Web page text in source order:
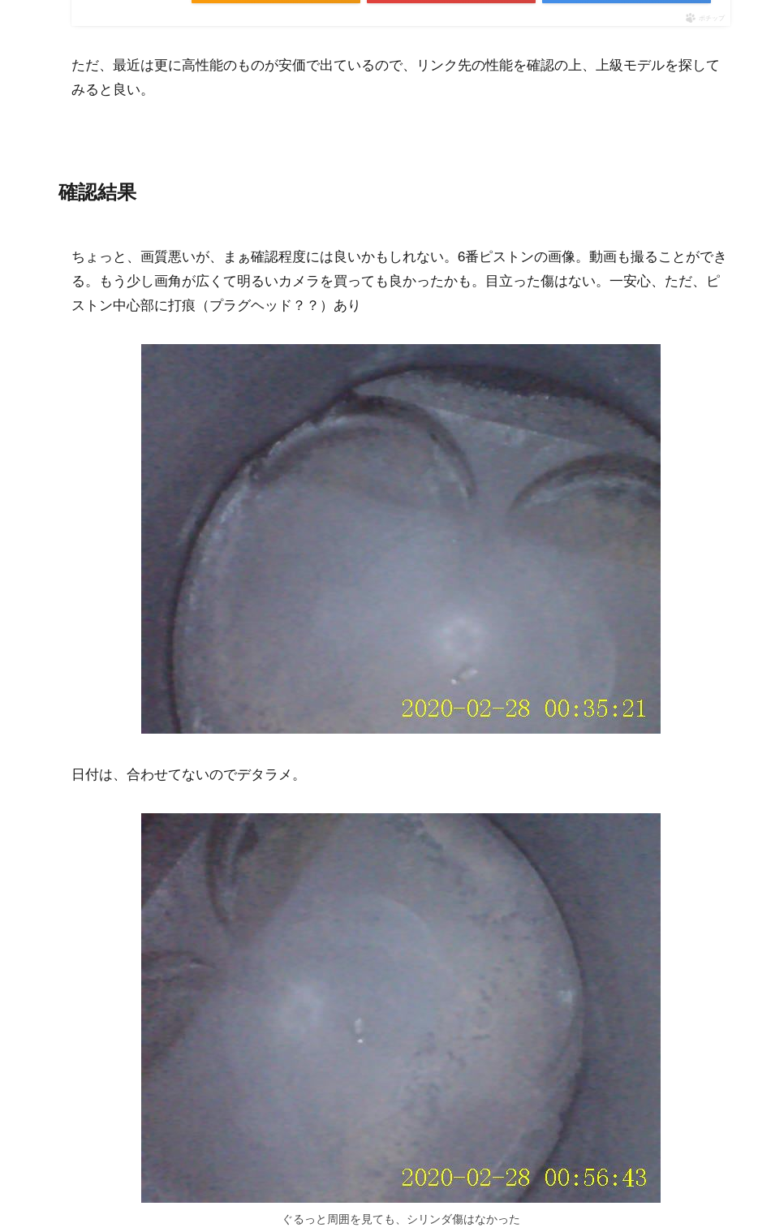
ポチップ
ただ、最近は更に高性能のものが安価で出ているので、リンク先の性能を確認の上、上級モデルを探して
みると良い。
確認結果
ちょっと、画質悪いが、まぁ確認程度には良いかもしれない。6番ピストンの画像。動画も撮ることができ
る。もう少し画角が広くて明るいカメラを買っても良かったかも。目立った傷はない。一安心、ただ、ピ
ストン中心部に打痕（プラグヘッド？？）あり
日付は、合わせてないのでデタラメ。
ぐるっと周囲を見ても、シリンダ傷はなかった